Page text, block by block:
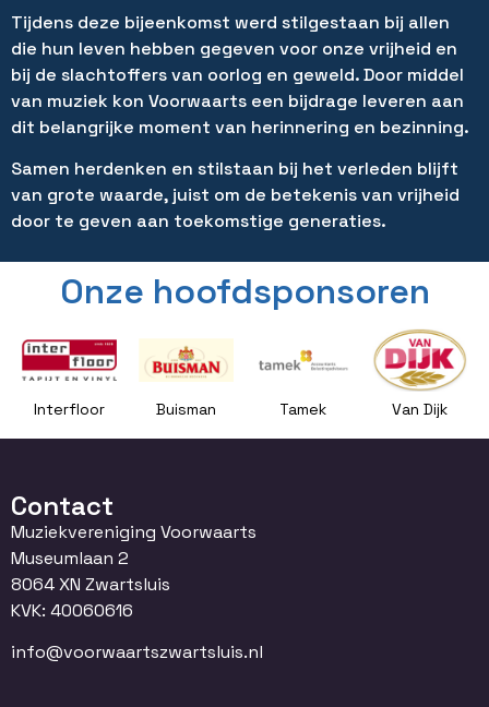
Tijdens deze bijeenkomst werd stilgestaan bij allen
die hun leven hebben gegeven voor onze vrijheid en
bij de slachtoffers van oorlog en geweld. Door middel
van muziek kon Voorwaarts een bijdrage leveren aan
dit belangrijke moment van herinnering en bezinning.
Samen herdenken en stilstaan bij het verleden blijft
van grote waarde, juist om de betekenis van vrijheid
door te geven aan toekomstige generaties.
Onze hoofdsponsoren
Interfloor Buisman Tamek Van Dijk
Contact
Muziekvereniging Voorwaarts
Museumlaan 2
8064 XN Zwartsluis
KVK: 40060616
info@voorwaartszwartsluis.nl